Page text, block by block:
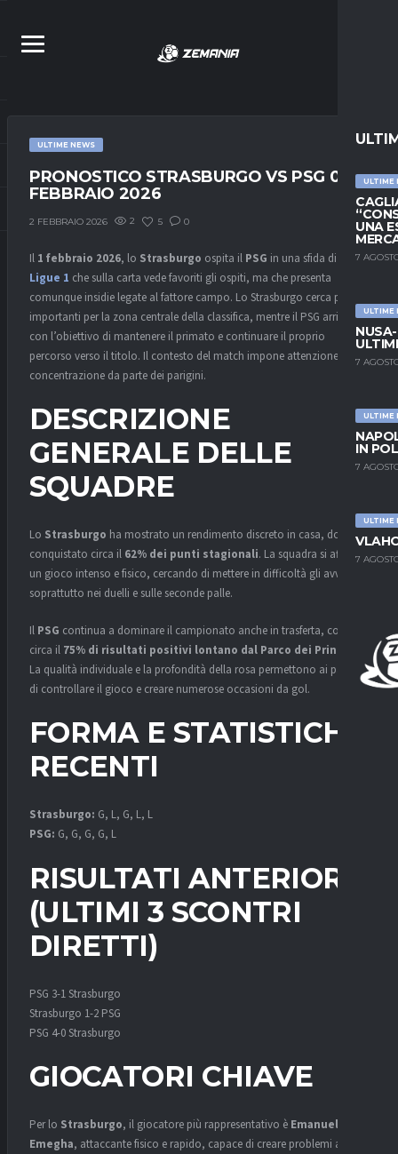
ULTIME
UNA
7
ULTIME
7
ULTIME
IN
7
ULTIME
7
ULTIME NEWS
PRONOSTICO STRASBURGO VS PSG 01
FEBBRAIO 2026
2 FEBBRAIO 2026 2 5 0
Il 1 febbraio 2026, lo Strasburgo ospita il PSG in una sfida di
Ligue 1 che sulla carta vede favoriti gli ospiti, ma che presenta
comunque insidie legate al fattore campo. Lo Strasburgo cerca punti
importanti per la zona centrale della classifica, mentre il PSG arriva
con l’obiettivo di mantenere il primato e continuare il proprio
percorso verso il titolo. Il contesto del match impone attenzione e
concentrazione da parte dei parigini.
DESCRIZIONE
GENERALE DELLE
SQUADRE
Lo Strasburgo ha mostrato un rendimento discreto in casa, dove ha
conquistato circa il 62% dei punti stagionali. La squadra si affida a
un gioco intenso e fisico, cercando di mettere in difficoltà gli avversari
soprattutto nei duelli e sulle seconde palle.
Il PSG continua a dominare il campionato anche in trasferta, con
circa il 75% di risultati positivi lontano dal Parco dei Principi
La qualità individuale e la profondità della rosa permettono ai parigini
di controllare il gioco e creare numerose occasioni da gol.
FORMA E STATISTICHE
RECENTI
Strasburgo: G, L, G, L, L
PSG: G, G, G, G, L
RISULTATI ANTERIORI
(ULTIMI 3 SCONTRI
DIRETTI)
PSG 3-1 Strasburgo
Strasburgo 1-2 PSG
PSG 4-0 Strasburgo
GIOCATORI CHIAVE
Per lo Strasburgo, il giocatore più rappresentativo è Emanuel
Emegha, attaccante fisico e rapido, capace di creare problemi alle